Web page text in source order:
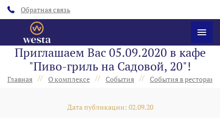
Обратная связь
Приглашаем Вас 05.09.2020 в кафе
"Пиво-гриль на Садовой, 20"!
Главная // О комплексе // События // События в
Дата публикации: 02.09.20